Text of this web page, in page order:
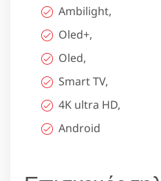
Ambilight,
Oled+,
Oled,
Smart TV,
4K ultra HD,
Android